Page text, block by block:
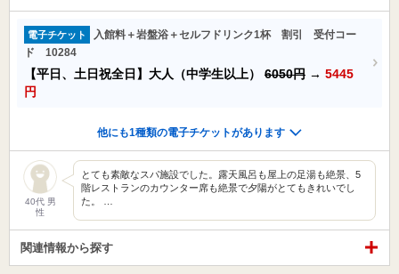
電子チケット
入館料＋岩盤浴＋セルフドリンク1杯 割引 受付コー
ド 10284
【平日、土日祝全日】大人（中学生以上） 6050円 → 5445
円
他にも1種類の電子チケットがあります
40代 男
性
とても素敵なスパ施設でした。露天風呂も屋上の足湯も絶景、5
階レストランのカウンター席も絶景で夕陽がとてもきれいでし
た。 …
関連情報から探す